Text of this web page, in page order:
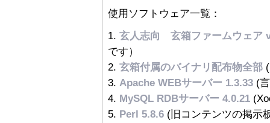
使用ソフトウェア一覧：
1. 玄人志向 玄箱ファームウェア
です）
2. 玄箱付属のバイナリ配布物全部
3. Apache WEBサーバー 1.3.33 (
4. MySQL RDBサーバー 4.0.21
5. Perl 5.8.6 (旧コンテンツの掲示